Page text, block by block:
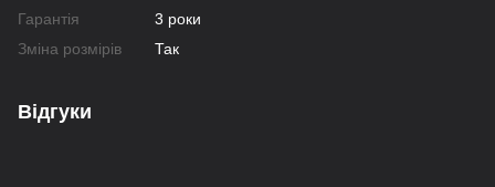
Гарантія
3 роки
Зміна розмірів
Так
Відгуки